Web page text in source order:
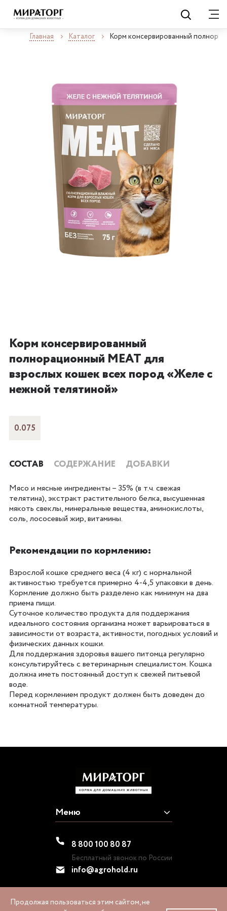
Главная Каталог Корм консервированный
Корм консервированный
полнорационный MEAT для
взрослых кошек всех пород «Желе с
нежной телятиной»
0.075
СОСТАВ СОДЕРЖАНИЕ ДОБАВКИ
Мясо и мясные ингредиенты – 35% (в т.ч. свежая
телятина), экстракт растительного белка, высушенная
мякоть свеклы, минеральные вещества, аминокислоты,
соль, лососевый жир, витамины.
Рекомендации по кормлению:
Взрослой кошке среднего веса (4 кг) с нормальной
активностью требуется примерно 4-4,5 упаковки в день.
Кормление должно быть разделено как минимум на два
приема пищи.
Суточное количество продукта для поддержания
идеального состояния организма может варьироваться в
зависимости от возраста, активности, погодных условий и
физических данных кошки.
Для поддержания здоровья вашего питомца регулярно
консультируйтесь с ветеринарным специалистом. Кошка
должна иметь постоянный доступ к свежей питьевой
воде.
Перед кормлением продукт должен быть доведен до
комнатной температуры.
Меню
8 800 100 80 87
Бесплатный звонок по России
info@agrohold.ru
Продолжая пользоваться этим сайтом, не